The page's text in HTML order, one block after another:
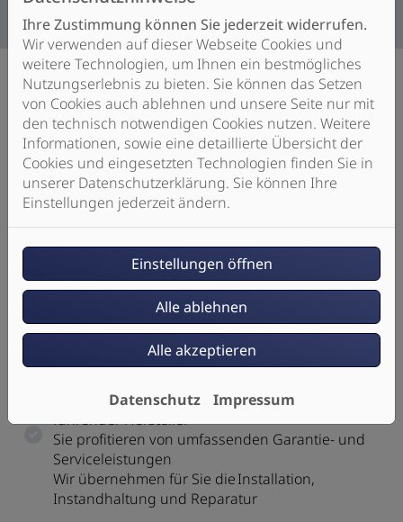
Unser Angebot für Sie:
Persönliche Beratung und individuelle
Planung
Wir sprechen mit Ihnen über Ihre
Vorstellungen und Wünsche
Wir beraten Sie umfassend zu möglichen
Fördermitteln
Sie erhalten eine transparente
Kostenaufstellung ohne Überraschungen
Qualität vom Fachmann
Wir verbauen ausschließlich Markenprodukte
führender Hersteller
Sie profitieren von umfassenden Garantie- und
Serviceleistungen
Wir übernehmen für Sie die Installation,
Instandhaltung und Reparatur
Ihre Zustimmung können Sie jederzeit widerrufen.
Wir verwenden auf dieser Webseite Cookies und
weitere Technologien, um Ihnen ein bestmögliches
Nutzungserlebnis zu bieten. Sie können das Setzen
von Cookies auch ablehnen und unsere Seite nur mit
den technisch notwendigen Cookies nutzen. Weitere
Informationen, sowie eine detaillierte Übersicht der
Cookies und eingesetzten Technologien finden Sie in
unserer Datenschutzerklärung. Sie können Ihre
Einstellungen jederzeit ändern.
Einstellungen öffnen
Alle ablehnen
Alle akzeptieren
Datenschutz Impressum